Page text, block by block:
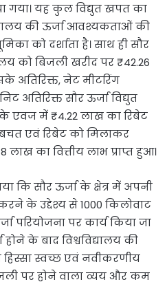
गया। यह कुल विद्युत खपत का
की ऊर्जा आवश्यकताओं की
को दर्शाता है। साथ ही सौर
को बिजली खरीद पर ₹42.26
अतिरिक्त, नेट मीटरिंग
अतिरिक्त सौर ऊर्जा विद्युत
एवज में ₹4.22 लाख का रिबेट
बचत एवं रिबेट को मिलाकर
लाख का वित्तीय लाभ प्राप्त हुआ।
कि सौर ऊर्जा के क्षेत्र में अपनी
के उद्देश्य से 1000 किलोवाट
परियोजना पर कार्य किया जा
के बाद विश्वविद्यालय की
स्वच्छ एवं नवीकरणीय
पर होने वाला व्यय और कम